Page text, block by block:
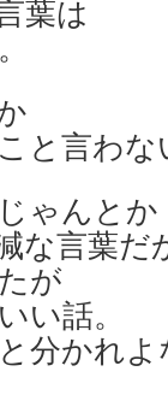
葉は
と言わな
ゃんとか
な言葉だ
が
い話。
分かれよ